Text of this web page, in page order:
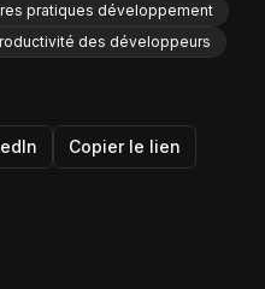
pratiques développement
des développeurs
Copier le lien